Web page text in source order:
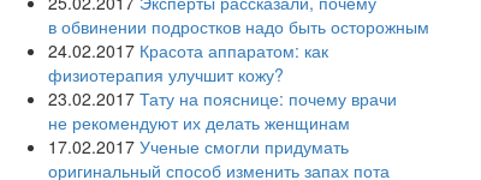
в обвинении подростков надо быть осторожным
24.02.2017 Красота аппаратом: как
физиотерапия улучшит кожу?
23.02.2017 Тату на пояснице: почему врачи
не рекомендуют их делать женщинам
17.02.2017 Ученые смогли придумать
оригинальный способ изменить запах пота